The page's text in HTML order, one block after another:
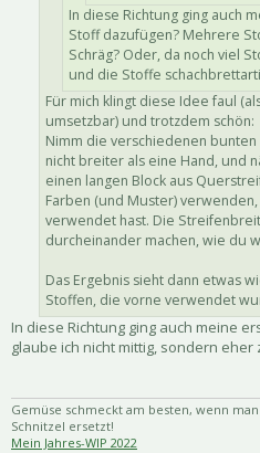
In diese Richtung ging auch
Stoff dazufügen? Mehrere
Schräg? Oder, da noch viel
und die Stoffe
Für mich klingt diese Idee faul
umsetzbar) und trotzdem schön:
Nimm die verschiedenen
nicht breiter als eine Hand, und
einen langen Block aus
Farben (und Muster)
verwendet hast. Die
durcheinander machen, wie du
Das Ergebnis sieht dann etwas
Stoffen, die vorne verwendet
In diese Richtung ging auch meine
glaube ich nicht mittig, sondern
Gemüse schmeckt am besten, wenn
Schnitzel ersetzt!
Mein Jahres-WIP 2022